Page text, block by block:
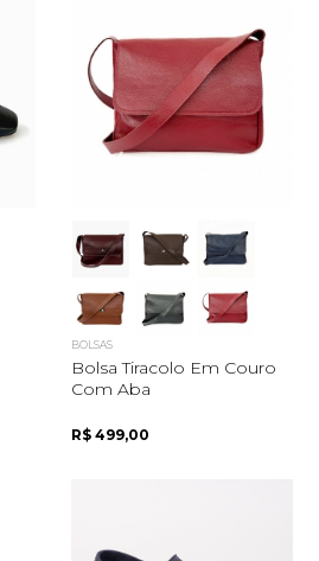
BOLSAS
Bolsa Tiracolo Em Couro
Com Aba
R$ 499,00